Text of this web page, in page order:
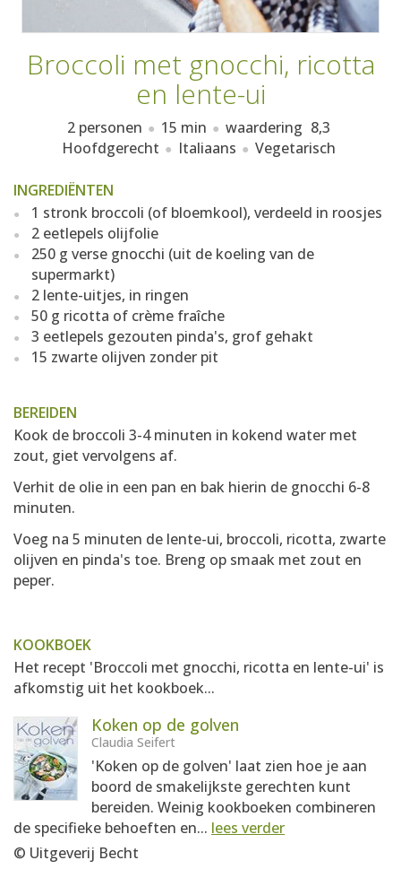
Broccoli met gnocchi, ricotta
en lente-ui
2 personen 15 min waardering 8,3
Hoofdgerecht
Italiaans Vegetarisch
INGREDIËNTEN
1 stronk broccoli (of bloemkool), verdeeld in roosjes
2 eetlepels olijfolie
250 g verse gnocchi (uit de koeling van de
supermarkt)
2 lente-uitjes, in ringen
50 g ricotta of crème fraîche
3 eetlepels gezouten pinda's, grof gehakt
15 zwarte olijven zonder pit
BEREIDEN
Kook de broccoli 3-4 minuten in kokend water met
zout, giet vervolgens af.
Verhit de olie in een pan en bak hierin de gnocchi 6-8
minuten.
Voeg na 5 minuten de lente-ui, broccoli, ricotta, zwarte
olijven en pinda's toe. Breng op smaak met zout en
peper.
KOOKBOEK
Het recept 'Broccoli met gnocchi, ricotta en lente-ui' is
afkomstig uit het kookboek...
Koken op de golven
Claudia Seifert
'Koken op de golven' laat zien hoe je aan
boord de smakelijkste gerechten kunt
bereiden. Weinig kookboeken combineren
de specifieke behoeften en... lees verder
© Uitgeverij Becht